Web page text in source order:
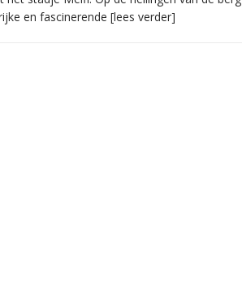
en fascinerende [lees verder]